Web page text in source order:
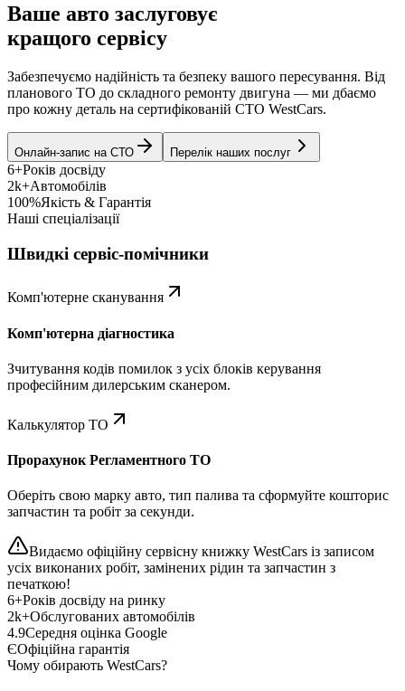
Ваше авто заслуговує
кращого сервісу
Забезпечуємо надійність та безпеку вашого пересування. Від
планового ТО до складного ремонту двигуна — ми дбаємо
про кожну деталь на сертифікованій СТО WestCars.
Онлайн-запис на СТО Перелік наших послуг
6+Років досвіду
2k+Автомобілів
100%Якість & Гарантія
Наші спеціалізації
Швидкі сервіс-помічники
Комп'ютерне сканування
Комп'ютерна діагностика
Зчитування кодів помилок з усіх блоків керування
професійним дилерським сканером.
Калькулятор ТО
Прорахунок Регламентного ТО
Оберіть свою марку авто, тип палива та сформуйте кошторис
запчастин та робіт за секунди.
Видаємо офіційну сервісну книжку WestCars із записом
усіх виконаних робіт, замінених рідин та запчастин з
печаткою!
6+Років досвіду на ринку
2k+Обслугованих автомобілів
4.9Середня оцінка Google
ЄОфіційна гарантія
Чому обирають WestCars?